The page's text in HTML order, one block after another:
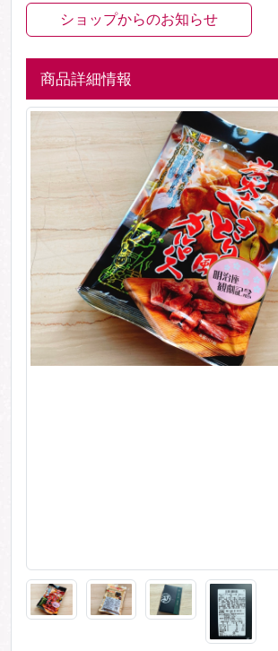
ショップからのお知らせ
商品詳細情報